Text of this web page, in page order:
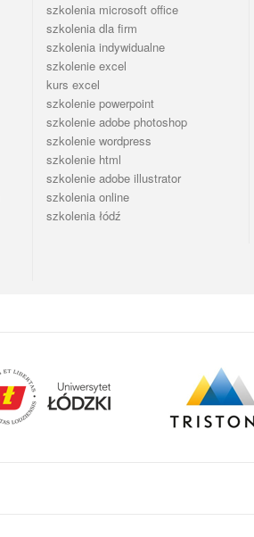
szkolenia microsoft office
szkolenia dla firm
szkolenia indywidualne
szkolenie excel
kurs excel
szkolenie powerpoint
szkolenie adobe photoshop
szkolenie wordpress
szkolenie html
szkolenie adobe illustrator
szkolenia online
szkolenia łódź